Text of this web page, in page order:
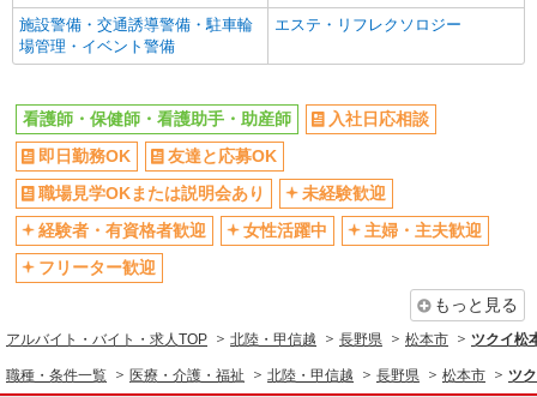
施設警備・交通誘導警備・駐車輪
場管理・イベント警備
エステ・リフレクソロジー
看護師・保健師・看護助手・助産師
入社日応相談
即日勤務OK
友達と応募OK
職場見学OKまたは説明会あり
未経験歓迎
経験者・有資格者歓迎
女性活躍中
主婦・主夫歓迎
フリーター歓迎
もっと見る
アルバイト・バイト・求人TOP 北陸・甲信越 長野県 松本市 ツクイ松
職種・条件一覧 医療・介護・福祉 北陸・甲信越 長野県 松本市 ツ